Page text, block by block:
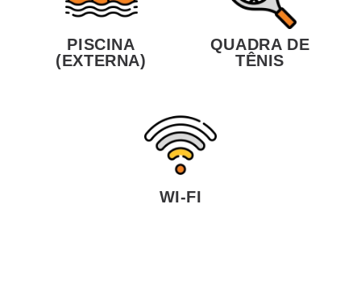
PISCINA
(EXTERNA)
QUADRA DE
TÊNIS
WI-FI